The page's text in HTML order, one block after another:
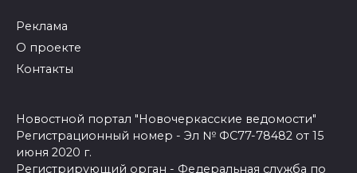
Реклама
О проекте
Контакты
Новостной портал "Новочеркасские ведомости"
Регистрационный номер - Эл № ФС77-78482 от 15
июня 2020 г.
Регистрирующий орган - Федеральная служба по